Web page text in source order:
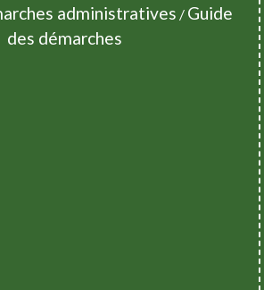
administratives / Guide
des démarches